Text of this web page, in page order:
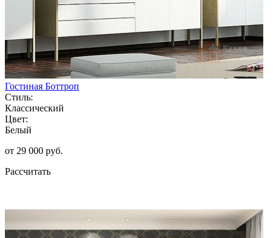
Гостиная Боттроп
Стиль:
Классический
Цвет:
Белый
от 29 000 руб.
Рассчитать